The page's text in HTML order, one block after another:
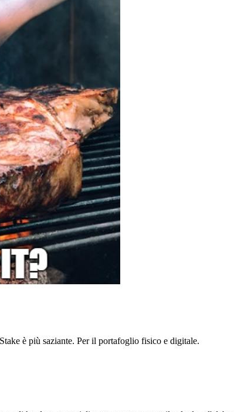
è più saziante. Per il portafoglio fisico e digitale.